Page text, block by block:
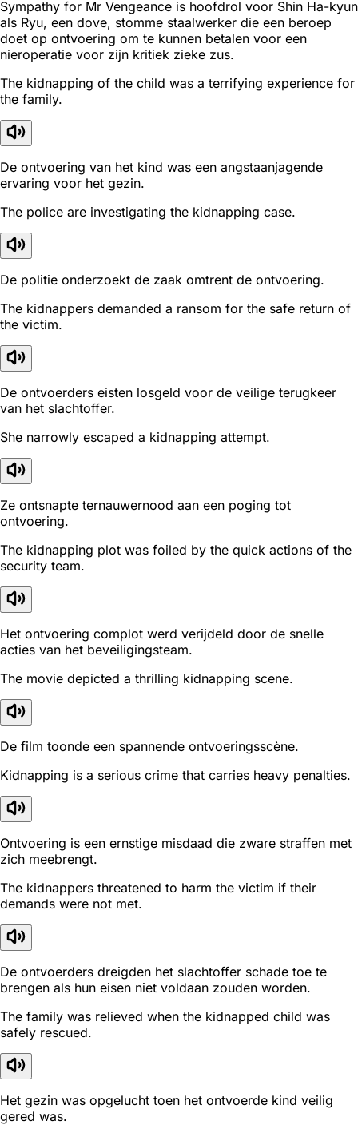
Sympathy for Mr Vengeance is hoofdrol voor Shin Ha-kyun
als Ryu, een dove, stomme staalwerker die een beroep
doet op ontvoering om te kunnen betalen voor een
nieroperatie voor zijn kritiek zieke zus.
The kidnapping of the child was a terrifying experience for
the family.
De ontvoering van het kind was een angstaanjagende
ervaring voor het gezin.
The police are investigating the kidnapping case.
De politie onderzoekt de zaak omtrent de ontvoering.
The kidnappers demanded a ransom for the safe return of
the victim.
De ontvoerders eisten losgeld voor de veilige terugkeer
van het slachtoffer.
She narrowly escaped a kidnapping attempt.
Ze ontsnapte ternauwernood aan een poging tot
ontvoering.
The kidnapping plot was foiled by the quick actions of the
security team.
Het ontvoering complot werd verijdeld door de snelle
acties van het beveiligingsteam.
The movie depicted a thrilling kidnapping scene.
De film toonde een spannende ontvoeringsscène.
Kidnapping is a serious crime that carries heavy penalties.
Ontvoering is een ernstige misdaad die zware straffen met
zich meebrengt.
The kidnappers threatened to harm the victim if their
demands were not met.
De ontvoerders dreigden het slachtoffer schade toe te
brengen als hun eisen niet voldaan zouden worden.
The family was relieved when the kidnapped child was
safely rescued.
Het gezin was opgelucht toen het ontvoerde kind veilig
gered was.